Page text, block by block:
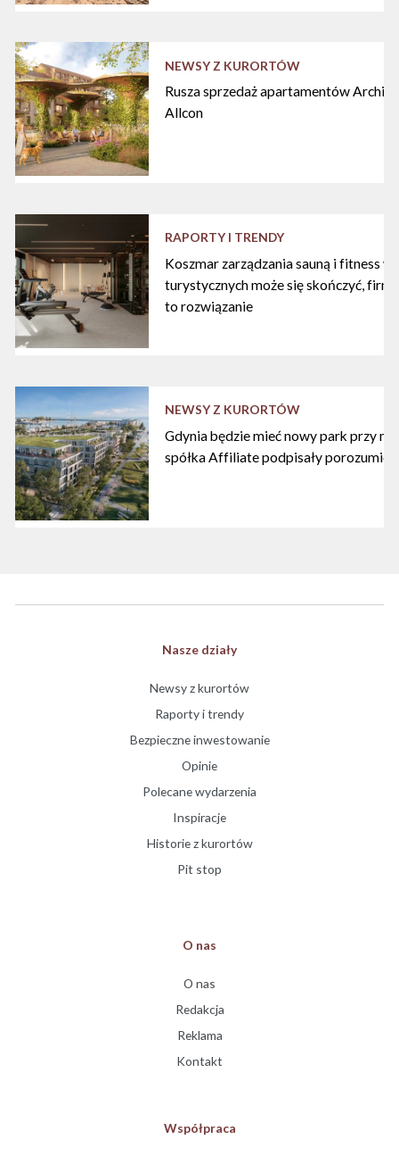
NEWSY Z KURORTÓW
Rusza sprzedaż apartamentów
Allcon
RAPORTY I TRENDY
Koszmar zarządzania sauną i fitness w
turystycznych może się skończyć,
to rozwiązanie
NEWSY Z KURORTÓW
Gdynia będzie mieć nowy park przy
spółka Affiliate podpisały
Nasze działy
Newsy z kurortów
Raporty i trendy
Bezpieczne inwestowanie
Opinie
Polecane wydarzenia
Inspiracje
Historie z kurortów
Pit stop
O nas
O nas
Redakcja
Reklama
Kontakt
Współpraca